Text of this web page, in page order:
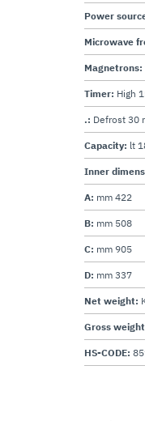
Power
Microwave
Magnetrons:
Timer: High
.: Defrost 30
Capacity: lt
Inner
A: mm 422
B: mm 508
C: mm 905
D: mm 337
Net weight:
Gross
HS-CODE: